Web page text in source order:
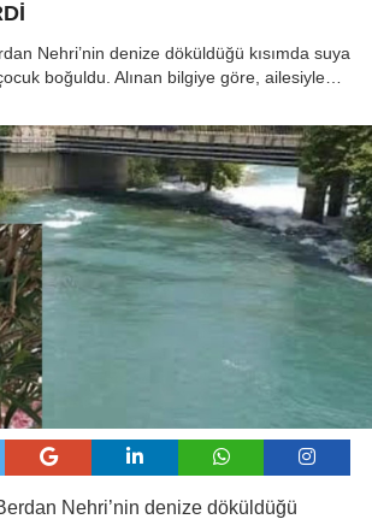
Nehri’nin denize döküldüğü kısımda suya
boğuldu. Alınan bilgiye göre, ailesiyle…
Nehri’nin denize döküldüğü